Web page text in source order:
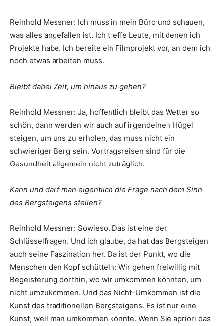
Reinhold Messner: Ich muss in mein Büro und schauen,
was alles angefallen ist. Ich treffe Leute, mit denen ich
Projekte habe. Ich bereite ein Filmprojekt vor, an dem ich
noch etwas arbeiten muss.
Bleibt dabei Zeit, um hinaus zu gehen?
Reinhold Messner: Ja, hoffentlich bleibt das Wetter so
schön, dann werden wir auch auf irgendeinen Hügel
steigen, um uns zu erholen, das muss nicht ein
schwieriger Berg sein. Vortragsreisen sind für die
Gesundheit allgemein nicht zuträglich.
Kann und darf man eigentlich die Frage nach dem Sinn
des Bergsteigens stellen?
Reinhold Messner: Sowieso. Das ist eine der
Schlüsselfragen. Und ich glaube, da hat das Bergsteigen
auch seine Faszination her. Da ist der Punkt, wo die
Menschen den Kopf schütteln: Wir gehen freiwillig mit
Begeisterung dorthin, wo wir umkommen könnten, um
nicht umzukommen. Und das Nicht-Umkommen ist die
Kunst des traditionellen Bergsteigens. Es ist nur eine
Kunst, weil man umkommen könnte. Wenn Sie apriori das